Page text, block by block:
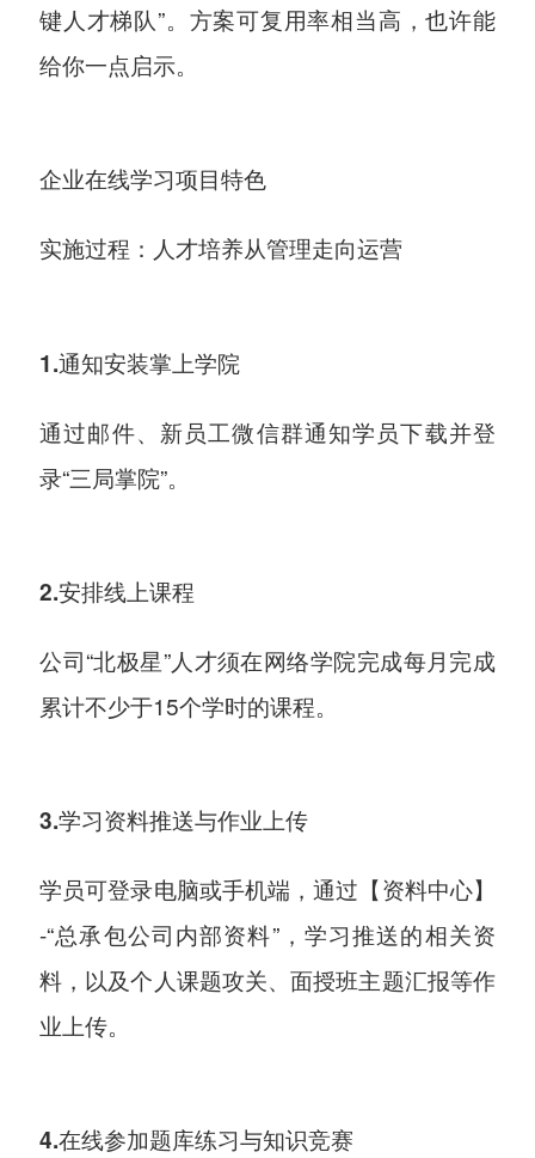
键人才梯队”。方案可复用率相当高，也许能
给你一点启示。
企业在线学习项目特色
实施过程：人才培养从管理走向运营
1.通知安装掌上学院
通过邮件、新员工微信群通知学员下载并登
录“三局掌院”。
2.安排线上课程
公司“北极星”人才须在网络学院完成每月完成
累计不少于15个学时的课程。
3.学习资料推送与作业上传
学员可登录电脑或手机端，通过【资料中心】
-“总承包公司内部资料”，学习推送的相关资
料，以及个人课题攻关、面授班主题汇报等作
业上传。
4.在线参加题库练习与知识竞赛